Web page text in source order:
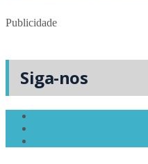
Publicidade
Siga-nos